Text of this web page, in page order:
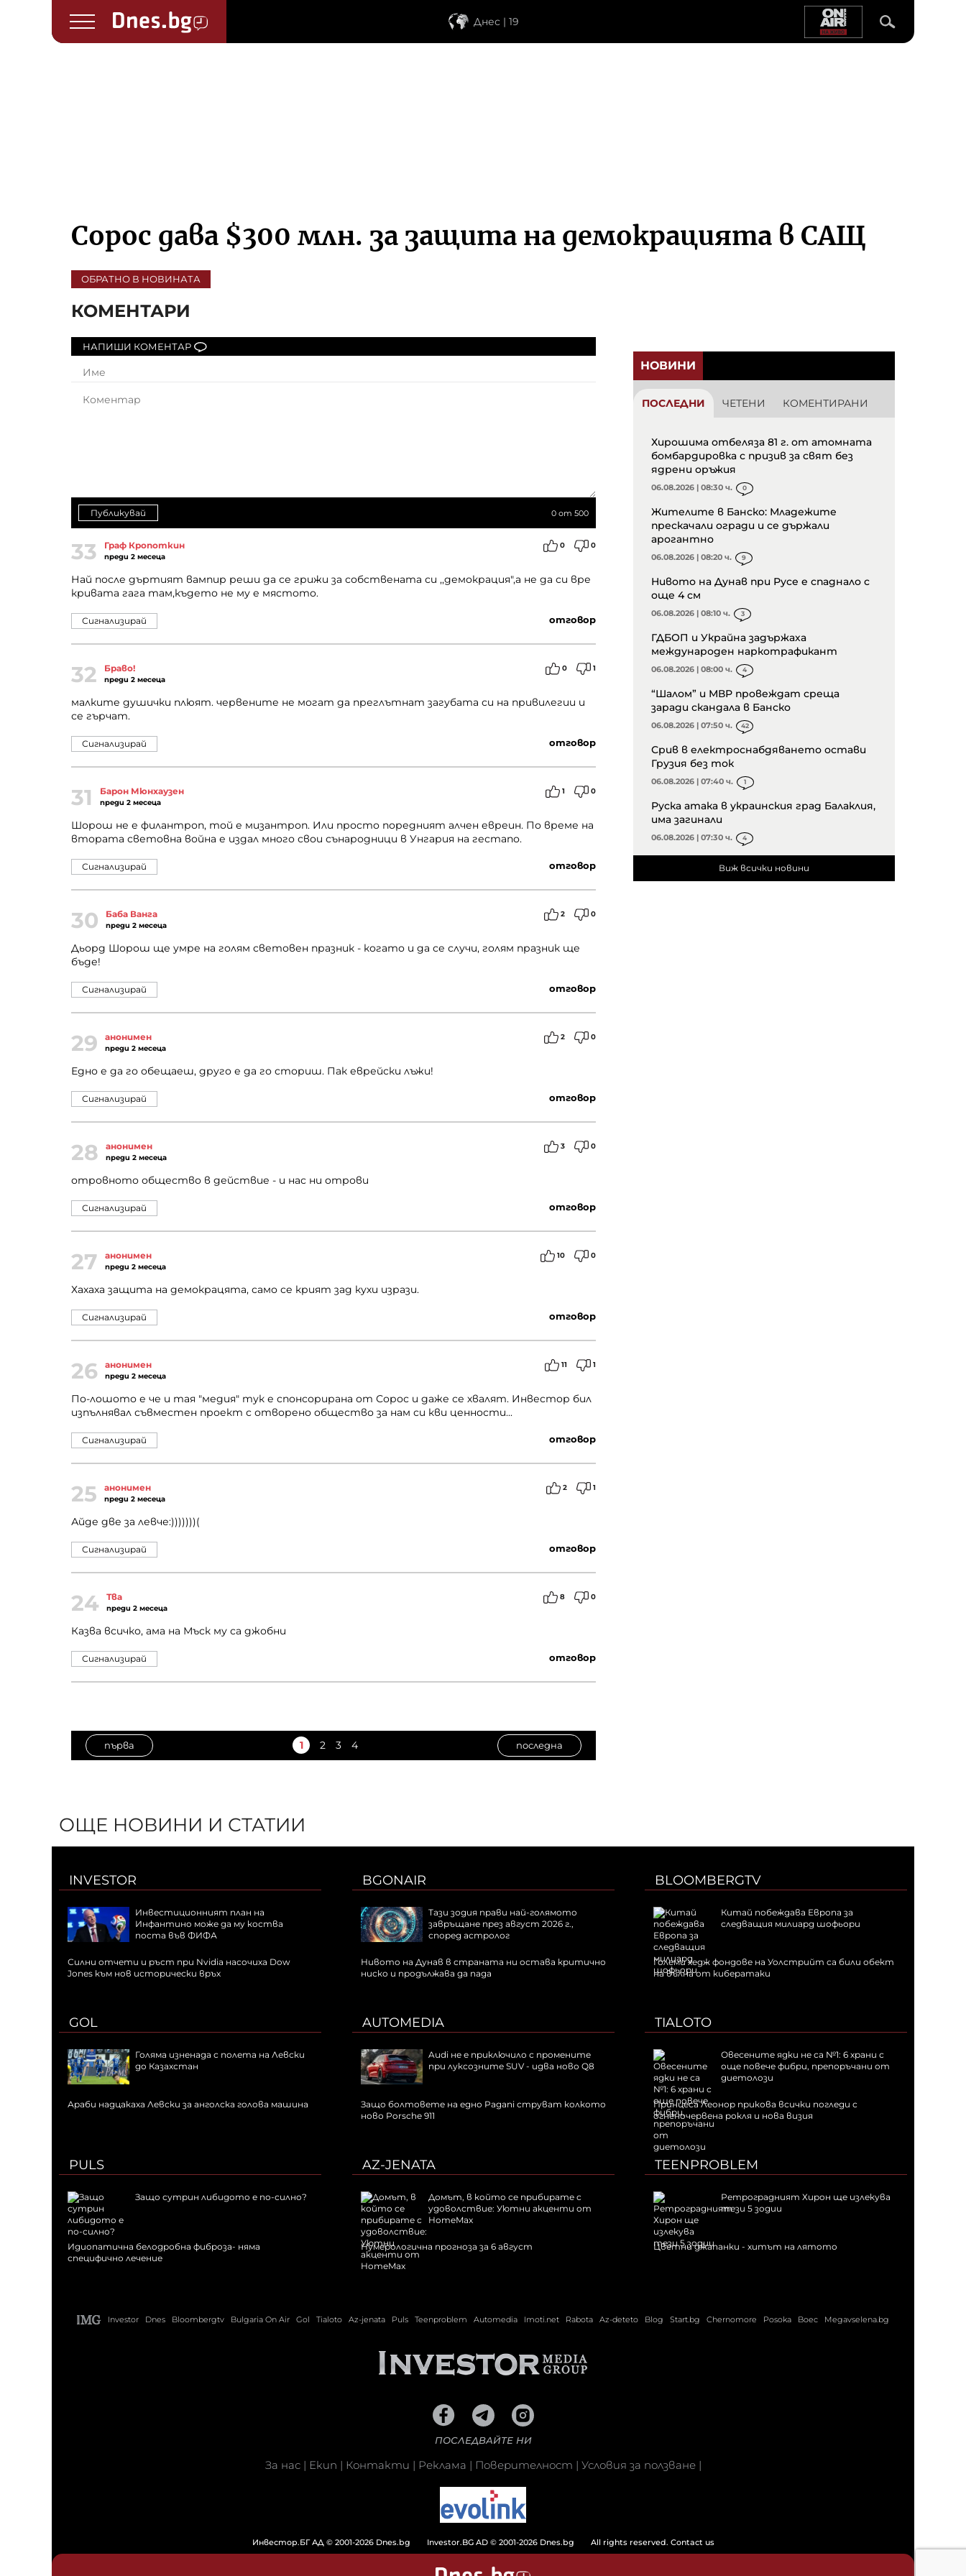
Днес | 19
Сорос дава $300 млн. за защита на демокрацията в САЩ
ОБРАТНО В НОВИНАТА
КОМЕНТАРИ
НАПИШИ КОМЕНТАР
0 от 500
Публикувай
33 Граф Кропоткин
преди 2 месеца
0 0
Най после дъртият вампир реши да се грижи за собствената си ,,демокрация",а не да си вре
кривата гага там,където не му е мястото.
отговор
Сигнализирай
32 Браво!
преди 2 месеца
0 1
малките душички плюят. червените не могат да преглътнат загубата си на привилегии и
се гърчат.
отговор
Сигнализирай
31 Барон Мюнхаузен
преди 2 месеца
1 0
Шорош не е филантроп, той е мизантроп. Или просто поредният алчен евреин. По време на
втората световна война е издал много свои сънародници в Унгария на гестапо.
отговор
Сигнализирай
30 Баба Ванга
преди 2 месеца
2 0
Дьорд Шорош ще умре на голям световен празник - когато и да се случи, голям празник ще
бъде!
отговор
Сигнализирай
29 анонимен
преди 2 месеца
2 0
Едно е да го обещаеш, друго е да го сториш. Пак еврейски лъжи!
отговор
Сигнализирай
28 анонимен
преди 2 месеца
3 0
отровното общество в действие - и нас ни отрови
отговор
Сигнализирай
27 анонимен
преди 2 месеца
10 0
Хахаха защита на демокрацята, само се крият зад кухи изрази.
отговор
Сигнализирай
26 анонимен
преди 2 месеца
11 1
По-лошото е че и тая "медия" тук е спонсорирана от Сорос и даже се хвалят. Инвестор бил
изпълнявал съвместен проект с отворено общество за нам си кви ценности...
отговор
Сигнализирай
25 анонимен
преди 2 месеца
2 1
Айде две за левче:)))))))(
отговор
Сигнализирай
24 Тва
преди 2 месеца
8 0
Казва всичко, ама на Мъск му са джобни
отговор
Сигнализирай
първа 1 2 3 4 последна
НОВИНИ
ПОСЛЕДНИ ЧЕТЕНИ КОМЕНТИРАНИ
Хирошима отбеляза 81 г. от атомната
бомбардировка с призив за свят без
ядрени оръжия
06.08.2026 | 08:30 ч. 0
Жителите в Банско: Младежите
прескачали огради и се държали
арогантно
06.08.2026 | 08:20 ч. 9
Нивото на Дунав при Русе е спаднало с
още 4 см
06.08.2026 | 08:10 ч. 3
ГДБОП и Украйна задържаха
международен наркотрафикант
06.08.2026 | 08:00 ч. 4
“Шалом” и МВР провеждат среща
заради скандала в Банско
06.08.2026 | 07:50 ч. 42
Срив в електроснабдяването остави
Грузия без ток
06.08.2026 | 07:40 ч. 1
Руска атака в украинския град Балаклия,
има загинали
06.08.2026 | 07:30 ч. 4
Виж всички новини
ОЩЕ НОВИНИ И СТАТИИ
INVESTOR
Инвестиционният план на
Инфантино може да му коства
поста във ФИФА
Силни отчети и ръст при Nvidia насочиха Dow
Jones към нов исторически връх
BGONAIR
Тази зодия прави най-голямото
завръщане през август 2026 г.,
според астролог
Нивото на Дунав в страната ни остава критично
ниско и продължава да пада
BLOOMBERGTV
Китай побеждава Европа за
следващия милиард шофьори
Големи хедж фондове на Уолстрийт са били обект
на вълна от кибератаки
GOL
Голяма изненада с полета на Левски
до Казахстан
Араби надцакаха Левски за анголска голова машина
AUTOMEDIA
Audi не е приключило с промените
при луксозните SUV - идва ново Q8
Защо болтовете на едно Pagani струват колкото
ново Porsche 911
TIALOTO
Овесените ядки не са №1: 6 храни с
още повече фибри, препоръчани от
диетолози
Принцеса Леонор прикова всички погледи с
огненочервена рокля и нова визия
PULS
Защо сутрин либидото е по-силно?
Идиопатична белодробна фиброза- няма
специфично лечение
AZ-JENATA
Домът, в който се прибирате с
удоволствие: Уютни акценти от
HomeMax
Нумерологична прогноза за 6 август
TEENPROBLEM
Ретроградният Хирон ще излекува
тези 5 зодии
Цветни джапанки - хитът на лятото
Investor Dnes Bloombergtv Bulgaria On Air Gol Tialoto Az-jenata Puls Teenproblem Automedia Imoti.net Rabota Az-deteto Blog Start.bg Chernomore Posoka Boec Megavselena.bg
ПОСЛЕДВАЙТЕ НИ
За нас| Екип | Контакти | Реклама | Поверителност | Условия за ползване|
Инвестор.БГ АД © 2001-2026 Dnes.bg Investor.BG AD © 2001-2026 Dnes.bg All rights reserved. Contact us